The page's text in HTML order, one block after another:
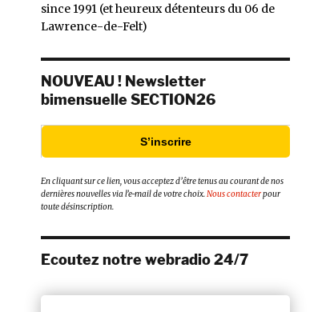
since 1991 (et heureux détenteurs du 06 de
Lawrence-de-Felt)
NOUVEAU ! Newsletter
bimensuelle SECTION26
S’inscrire
En cliquant sur ce lien, vous acceptez d’être tenus au courant de nos
dernières nouvelles via l’e-mail de votre choix.Nous contacterpour
toute désinscription.
Ecoutez notre webradio 24/7